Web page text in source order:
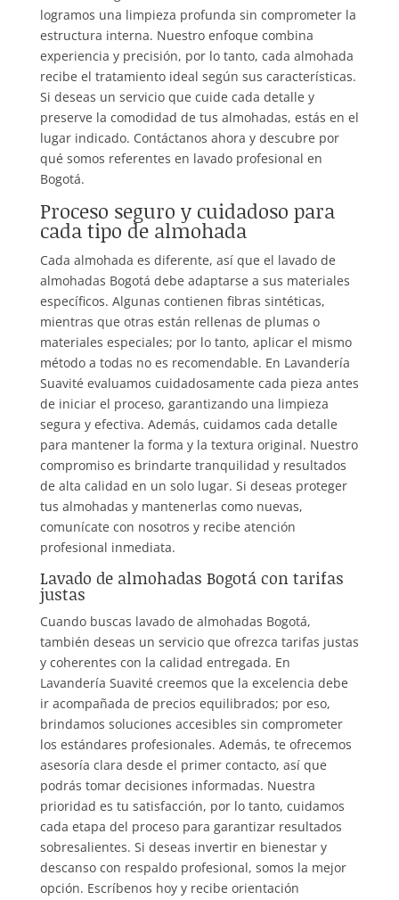
logramos una limpieza profunda sin comprometer la
estructura interna. Nuestro enfoque combina
experiencia y precisión, por lo tanto, cada almohada
recibe el tratamiento ideal según sus características.
Si deseas un servicio que cuide cada detalle y
preserve la comodidad de tus almohadas, estás en el
lugar indicado. Contáctanos ahora y descubre por
qué somos referentes en lavado profesional en
Bogotá.
Proceso seguro y cuidadoso para
cada tipo de almohada
Cada almohada es diferente, así que el lavado de
almohadas Bogotá debe adaptarse a sus materiales
específicos. Algunas contienen fibras sintéticas,
mientras que otras están rellenas de plumas o
materiales especiales; por lo tanto, aplicar el mismo
método a todas no es recomendable. En Lavandería
Suavité evaluamos cuidadosamente cada pieza antes
de iniciar el proceso, garantizando una limpieza
segura y efectiva. Además, cuidamos cada detalle
para mantener la forma y la textura original. Nuestro
compromiso es brindarte tranquilidad y resultados
de alta calidad en un solo lugar. Si deseas proteger
tus almohadas y mantenerlas como nuevas,
comunícate con nosotros y recibe atención
profesional inmediata.
Lavado de almohadas Bogotá con tarifas
justas
Cuando buscas lavado de almohadas Bogotá,
también deseas un servicio que ofrezca tarifas justas
y coherentes con la calidad entregada. En
Lavandería Suavité creemos que la excelencia debe
ir acompañada de precios equilibrados; por eso,
brindamos soluciones accesibles sin comprometer
los estándares profesionales. Además, te ofrecemos
asesoría clara desde el primer contacto, así que
podrás tomar decisiones informadas. Nuestra
prioridad es tu satisfacción, por lo tanto, cuidamos
cada etapa del proceso para garantizar resultados
sobresalientes. Si deseas invertir en bienestar y
descanso con respaldo profesional, somos la mejor
opción. Escríbenos hoy y recibe orientación